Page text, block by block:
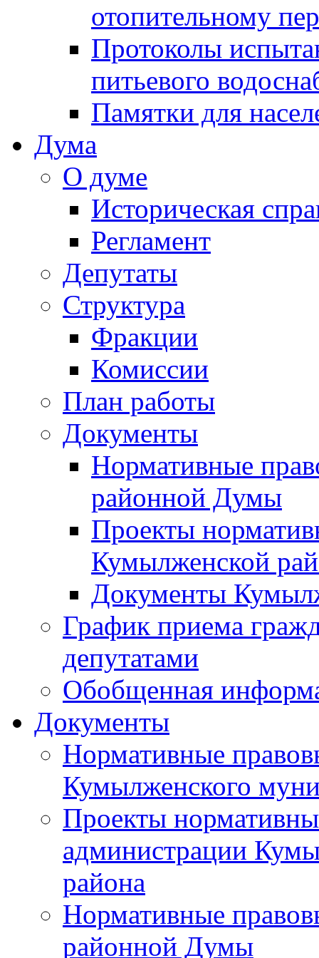
отопительному
Протоколы
питьевого
Памятки для
Дума
О думе
Историческая
Регламент
Депутаты
Структура
Фракции
Комиссии
План работы
Документы
Нормативные
районной Думы
Проекты
Кумылженской
Документы
График приема
депутатами
Обобщенная
Документы
Нормативные
Кумылженского
Проекты
администрации
района
Нормативные
районной Думы